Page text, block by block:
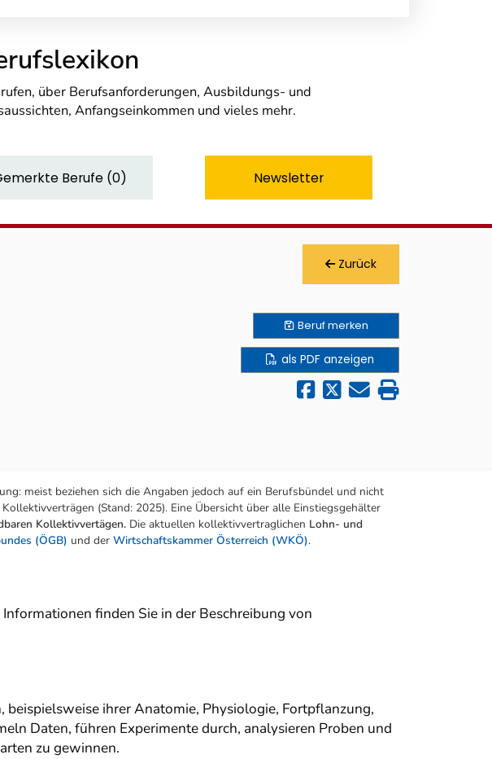
über Berufsanforderungen, Ausbildungs- und
Anfangseinkommen und vieles mehr.
Berufe (0) Newsletter
Zurück
Berufmerken
als PDF anzeigen
meist beziehen sich die Angaben jedoch auf ein Berufsbündel und nicht
(Stand: 2025). Eine Übersicht über alle Einstiegsgehälter
Kollektivvertägen. Die aktuellen kollektivvertraglichen Lohn- und
(ÖGB) und der Wirtschaftskammer Österreich (WKÖ).
finden Sie in der Beschreibung von
ihrer Anatomie, Physiologie, Fortpflanzung,
Daten, führen Experimente durch, analysieren Proben und
zu gewinnen.